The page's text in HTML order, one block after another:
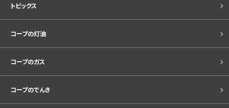
トピックス
コープの灯油
コープのガス
コープのでんき